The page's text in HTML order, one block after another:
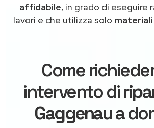
affidabile, in grado di eseguire
lavori e che utilizza solo materiali
Come
intervento di
Gaggenaua